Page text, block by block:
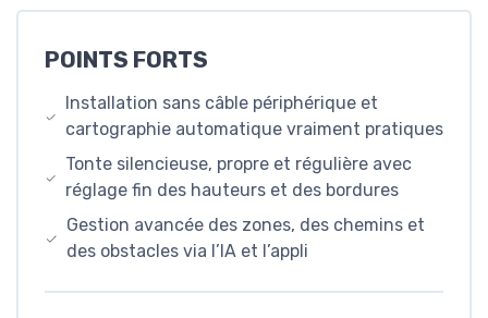
POINTS FORTS
Installation sans câble périphérique et
cartographie automatique vraiment pratiques
Tonte silencieuse, propre et régulière avec
réglage fin des hauteurs et des bordures
Gestion avancée des zones, des chemins et
des obstacles via l’IA et l’appli